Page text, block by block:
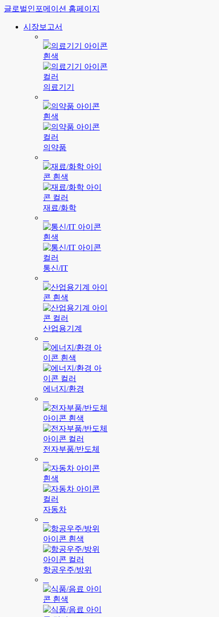
글로벌인포메이션 홈페이지
시장보고서
의료기기
의약품
재료/화학
통신/IT
산업용기계
에너지/환경
전자부품/반도체
자동차
항공우주/방위